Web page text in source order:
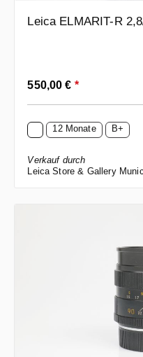
Leica ELMARIT-R
Regulärer Preis:
550,00 € *
12 Monate B+
Verkauf durch
Leica Store & Gallery